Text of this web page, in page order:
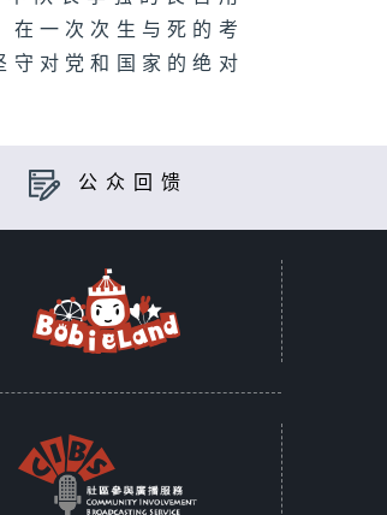
一次次生与死的考
守对党和国家的绝对
公众回馈